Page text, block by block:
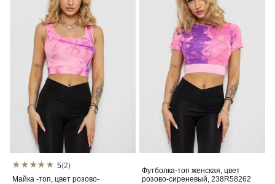
5(2)
Майка -топ, цвет розово-
Футболка-топ женская, цвет
розово-сиреневый, 238R58262